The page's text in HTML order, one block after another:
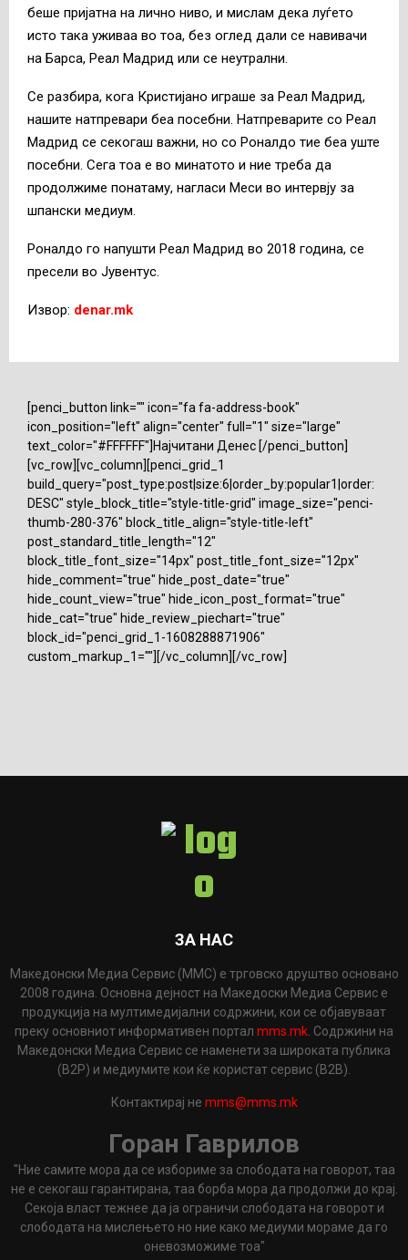
беше пријатна на лично ниво, и мислам дека луѓето
исто така уживаа во тоа, без оглед дали се навивачи
на Барса, Реал Мадрид или се неутрални.
Се разбира, кога Кристијано играше за Реал Мадрид,
нашите натпревари беа посебни. Натпреварите со Реал
Мадрид се секогаш важни, но со Роналдо тие беа уште
посебни. Сега тоа е во минатото и ние треба да
продолжиме понатаму, нагласи Меси во интервју за
шпански медиум.
Роналдо го напушти Реал Мадрид во 2018 година, се
пресели во Јувентус.
Извор: denar.mk
[penci_button link="" icon="fa fa-address-book"
icon_position="left" align="center" full="1" size="large"
text_color="#FFFFFF"]Најчитани Денес [/penci_button]
[vc_row][vc_column][penci_grid_1
build_query="post_type:post|size:6|order_by:popular1|order:
DESC" style_block_title="style-title-grid" image_size="penci-
thumb-280-376" block_title_align="style-title-left"
post_standard_title_length="12"
block_title_font_size="14px" post_title_font_size="12px"
hide_comment="true" hide_post_date="true"
hide_count_view="true" hide_icon_post_format="true"
hide_cat="true" hide_review_piechart="true"
block_id="penci_grid_1-1608288871906"
custom_markup_1=""][/vc_column][/vc_row]
ЗА НАС
Македонски Медиа Сервис (ММС) е трговско друштво основано
2008 година. Основна дејност на Македоски Медиа Сервис е
продукција на мултимедијални содржини, кои се објавуваат
преку основниот информативен портал mms.mk . Содржини на
Македонски Медиа Сервис се наменети за широката публика
(B2P) и медиумите кои ќе користат сервис (B2B).
Контактирај не mms@mms.mk
Горан Гаврилов
"Ние самите мора да се избориме за слободата на говорот, таа
не е секогаш гарантирана, таа борба мора да продолжи до крај.
Секоја власт тежнее да ја ограничи слободата на говорот и
слободата на мислењето но ние како медиуми мораме да го
оневозможиме тоа"